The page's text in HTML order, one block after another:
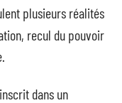
plusieurs réalités
recul du pouvoir
dans un